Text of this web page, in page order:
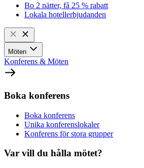
Bo 2 nätter, få 25 % rabatt
Lokala hotellerbjudanden
Möten
Konferens & Möten
Boka konferens
Boka konferens
Unika konferenslokaler
Konferens för stora grupper
Var vill du hålla mötet?